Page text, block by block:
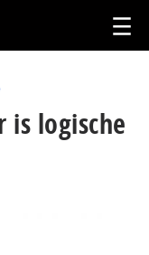
is logische